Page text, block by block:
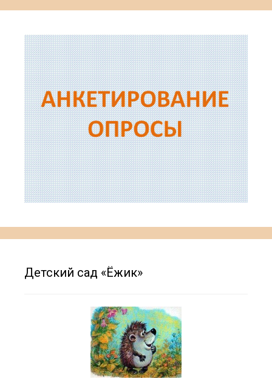
Детский сад «Ёжик»